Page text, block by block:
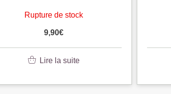
Rupture de stock
9,90€
Lire la suite